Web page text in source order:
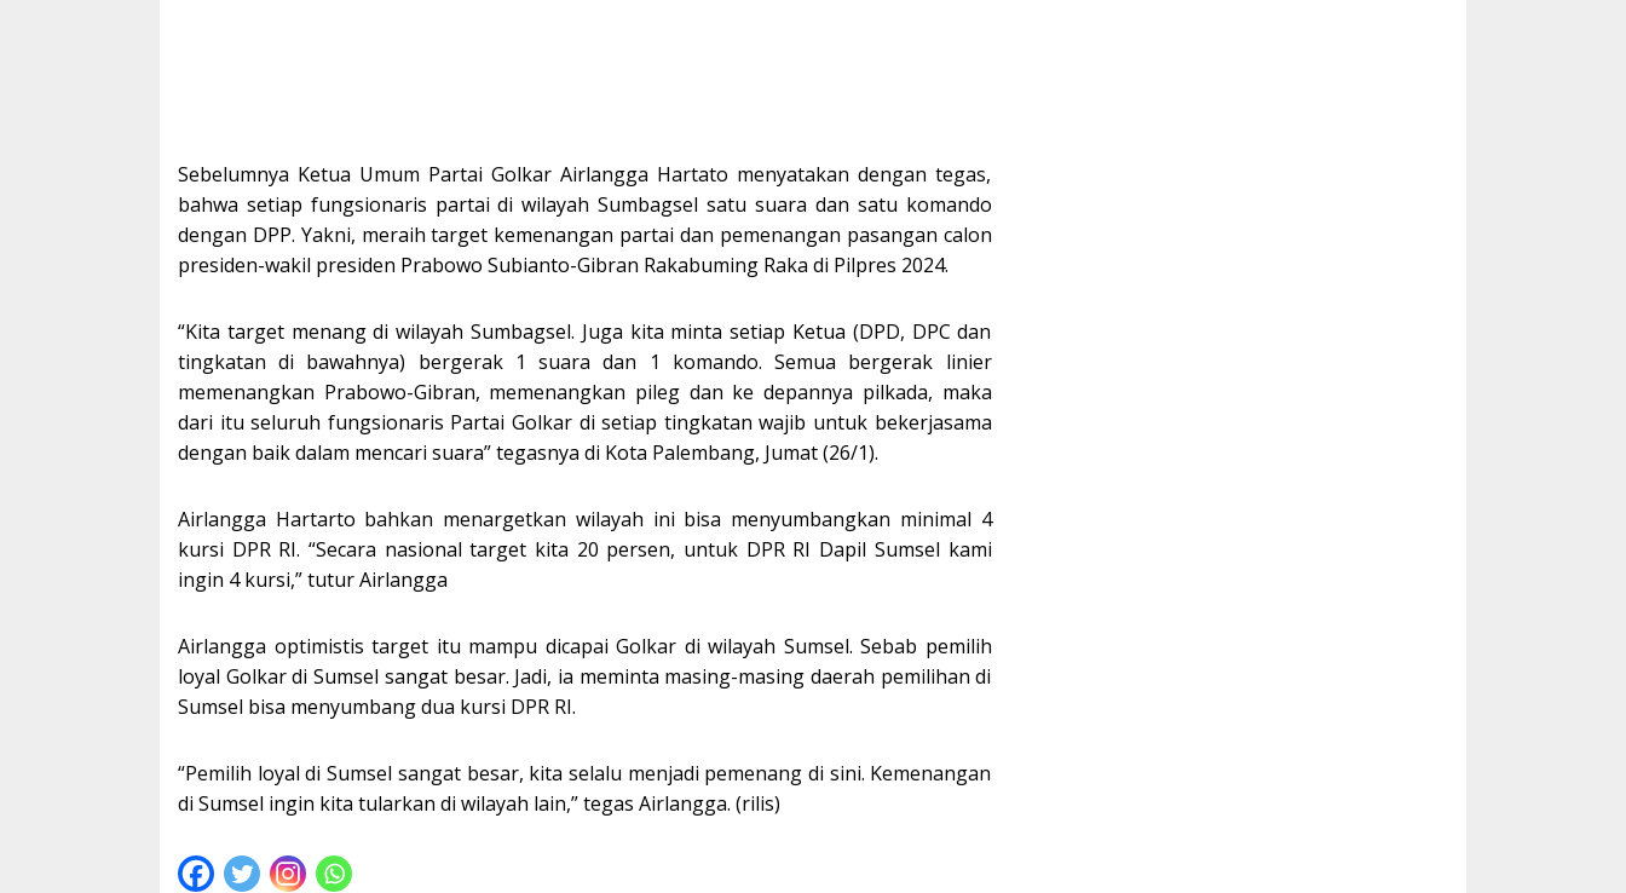
Sebelumnya Ketua Umum Partai Golkar Airlangga Hartato menyatakan dengan tegas,
bahwa setiap fungsionaris partai di wilayah Sumbagsel satu suara dan satu komando
dengan DPP. Yakni, meraih target kemenangan partai dan pemenangan pasangan calon
presiden-wakil presiden Prabowo Subianto-Gibran Rakabuming Raka di Pilpres 2024.
“Kita target menang di wilayah Sumbagsel. Juga kita minta setiap Ketua (DPD, DPC dan
tingkatan di bawahnya) bergerak 1 suara dan 1 komando. Semua bergerak linier
memenangkan Prabowo-Gibran, memenangkan pileg dan ke depannya pilkada, maka
dari itu seluruh fungsionaris Partai Golkar di setiap tingkatan wajib untuk bekerjasama
dengan baik dalam mencari suara” tegasnya di Kota Palembang, Jumat (26/1).
Airlangga Hartarto bahkan menargetkan wilayah ini bisa menyumbangkan minimal 4
kursi DPR RI. “Secara nasional target kita 20 persen, untuk DPR RI Dapil Sumsel kami
ingin 4 kursi,” tutur Airlangga
Airlangga optimistis target itu mampu dicapai Golkar di wilayah Sumsel. Sebab pemilih
loyal Golkar di Sumsel sangat besar. Jadi, ia meminta masing-masing daerah pemilihan di
Sumsel bisa menyumbang dua kursi DPR RI.
“Pemilih loyal di Sumsel sangat besar, kita selalu menjadi pemenang di sini. Kemenangan
di Sumsel ingin kita tularkan di wilayah lain,” tegas Airlangga. (rilis)